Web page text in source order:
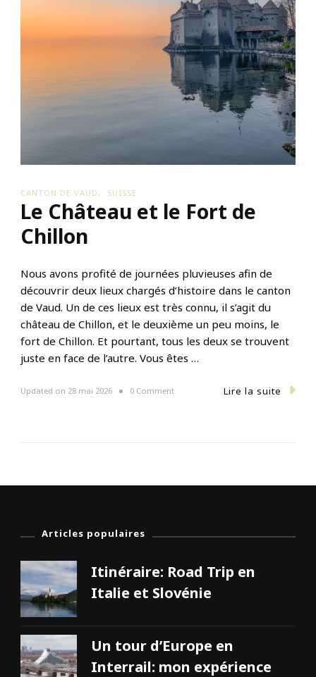
CANTON DE VAUD SUISSE
Le Château et le Fort de
Chillon
Nous avons profité de journées pluvieuses afin de
découvrir deux lieux chargés d’histoire dans le canton
de Vaud. Un de ces lieux est très connu, il s’agit du
château de Chillon, et le deuxième un peu moins, le
fort de Chillon. Et pourtant, tous les deux se trouvent
juste en face de l’autre. Vous êtes …
Updated on 28 mai 2026 0 Commento
C
e
F
o
e
h
Lire la suite
Articles populaires
Itinéraire: Road Trip en
Italie et Slovénie
Un tour d’Europe en
Interrail: mon expérience